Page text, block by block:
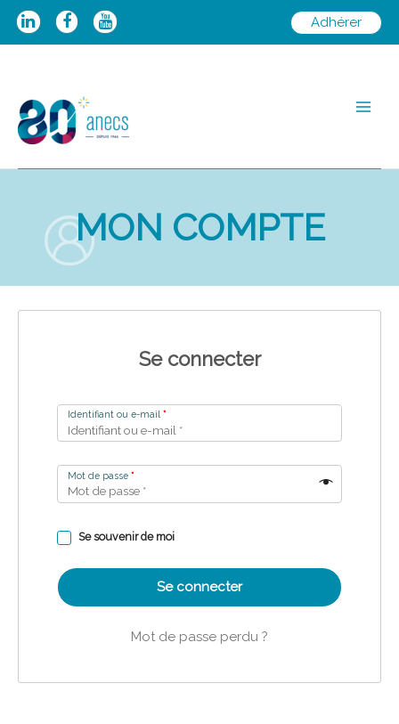
Aller
Adhérer
MON COMPTE
Se connecter
Identifiant ou e-mail *
Mot de passe *
Se souvenir de moi
Se connecter
Mot de passe perdu ?